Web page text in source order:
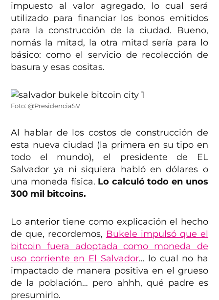
impuesto al valor agregado, lo cual será
utilizado para financiar los bonos emitidos
para la construcción de la ciudad. Bueno,
nomás la mitad, la otra mitad sería para lo
básico: como el servicio de recolección de
basura y esas cositas.
Foto: @PresidenciaSV
Al hablar de los costos de construcción de
esta nueva ciudad (la primera en su tipo en
todo el mundo), el presidente de EL
Salvador ya ni siquiera habló en dólares o
una moneda física. Lo calculó todo en unos
300 mil bitcoins.
Lo anterior tiene como explicación el hecho
de que, recordemos, Bukele impulsó que el
bitcoin fuera adoptada como moneda de
uso corriente en El Salvador… lo cual no ha
impactado de manera positiva en el grueso
de la población… pero ahhh, qué padre es
presumirlo.